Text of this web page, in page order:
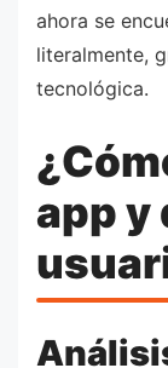
ahora se
literalmente,
tecnológica.
app y